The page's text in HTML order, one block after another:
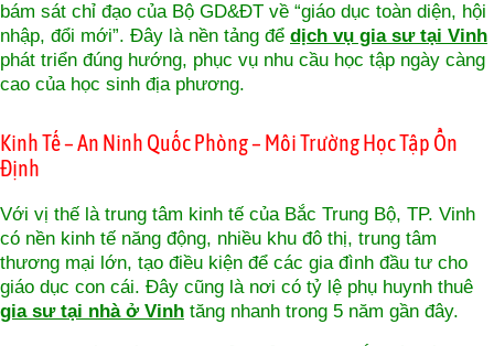
bám sát chỉ đạo của Bộ GD&ĐT về “giáo dục toàn diện, hội
nhập, đổi mới”. Đây là nền tảng để dịch vụ gia sư tại Vinh
phát triển đúng hướng, phục vụ nhu cầu học tập ngày càng
cao của học sinh địa phương.
Kinh Tế – An Ninh Quốc Phòng – Môi Trường Học Tập Ổn
Định
Với vị thế là trung tâm kinh tế của Bắc Trung Bộ, TP. Vinh
có nền kinh tế năng động, nhiều khu đô thị, trung tâm
thương mại lớn, tạo điều kiện để các gia đình đầu tư cho
giáo dục con cái. Đây cũng là nơi có tỷ lệ phụ huynh thuê
gia sư tại nhà ở Vinh tăng nhanh trong 5 năm gần đây.